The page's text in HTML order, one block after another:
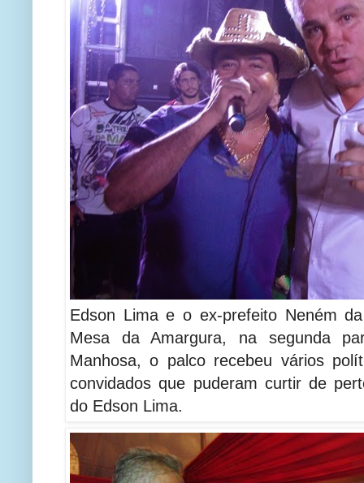
Edson Lima e o ex-prefeito Neném
Mesa da Amargura, na segunda
Manhosa, o palco recebeu vários
convidados que puderam curtir de
do Edson Lima.